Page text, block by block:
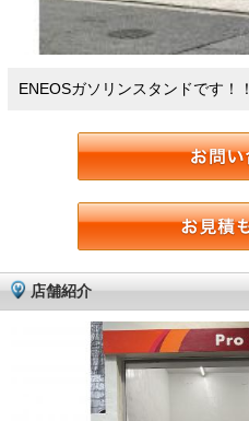
ENEOSガソリンスタンドです！！
店舗紹介